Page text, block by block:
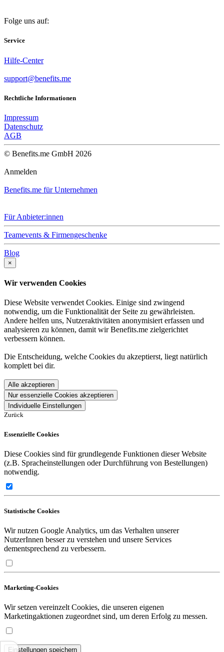
Folge uns auf:
Service
Hilfe-Center
support@benefits.me
Rechtliche Informationen
Impressum
Datenschutz
AGB
© Benefits.me GmbH 2026
Anmelden
Benefits.me für Unternehmen
Für Anbieter:innen
Teamevents & Firmengeschenke
Blog
×
Wir verwenden Cookies
Diese Website verwendet Cookies. Einige sind zwingend
notwendig, um die Funktionalität der Seite zu gewährleisten.
Andere helfen uns, Nutzeraktivitäten anonymisiert erfassen und
analysieren zu können, damit wir Benefits.me zielgerichtet
verbessern können.
Die Entscheidung, welche Cookies du akzeptierst, liegt natürlich
komplett bei dir.
Alle akzeptieren
Nur essenzielle Cookies akzeptieren
Individuelle Einstellungen
Zurück
Essenzielle Cookies
Diese Cookies sind für grundlegende Funktionen dieser Website
(z.B. Spracheinstellungen oder Durchführung von Bestellungen)
notwendig.
Statistische Cookies
Wir nutzen Google Analytics, um das Verhalten unserer
NutzerInnen besser zu verstehen und unsere Services
dementsprechend zu verbessern.
Marketing-Cookies
Wir setzen vereinzelt Cookies, die unseren eigenen
Marketingaktionen zugeordnet sind, um deren Erfolg zu messen.
Einstellungen speichern